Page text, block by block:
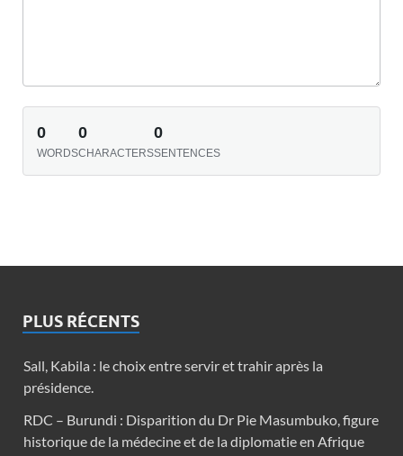
0
WORDS
0
CHARACTERS
0
SENTENCES
PLUS RÉCENTS
Sall, Kabila : le choix entre servir et trahir après la
présidence.
RDC – Burundi : Disparition du Dr Pie Masumbuko, figure
historique de la médecine et de la diplomatie en Afrique